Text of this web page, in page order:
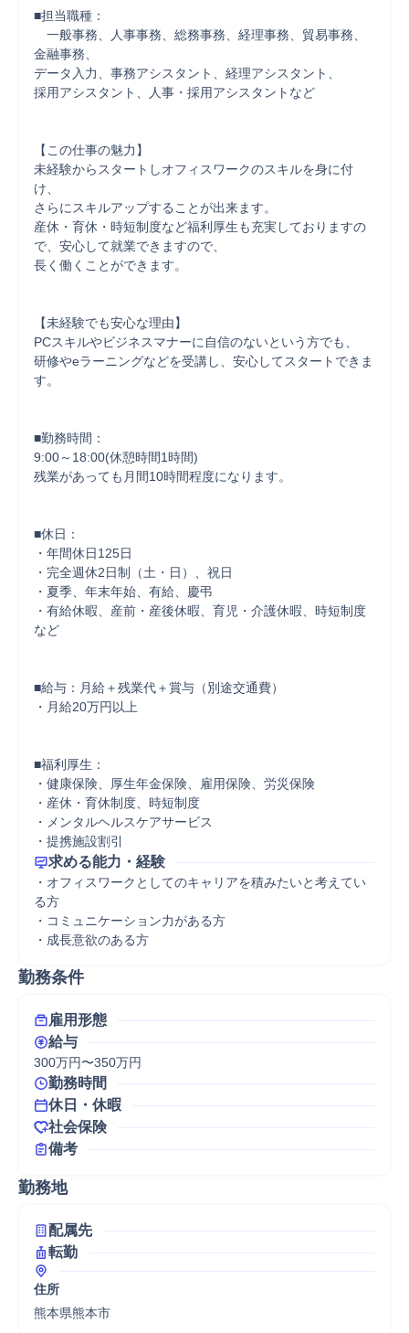
■担当職種：
一般事務、人事事務、総務事務、経理事務、貿易事務、
金融事務、
データ入力、事務アシスタント、経理アシスタント、
採用アシスタント、人事・採用アシスタントなど
【この仕事の魅力】
未経験からスタートしオフィスワークのスキルを身に付
け、
さらにスキルアップすることが出来ます。
産休・育休・時短制度など福利厚生も充実しておりますの
で、安心して就業できますので、
長く働くことができます。
【未経験でも安心な理由】
PCスキルやビジネスマナーに自信のないという方でも、
研修やeラーニングなどを受講し、安心してスタートできま
す。
■勤務時間：
9:00～18:00(休憩時間1時間)
残業があっても月間10時間程度になります。
■休日：
・年間休日125日
・完全週休2日制（土・日）、祝日
・夏季、年末年始、有給、慶弔
・有給休暇、産前・産後休暇、育児・介護休暇、時短制度
など
■給与：月給＋残業代＋賞与（別途交通費）
・月給20万円以上
■福利厚生：
・健康保険、厚生年金保険、雇用保険、労災保険
・産休・育休制度、時短制度
・メンタルヘルスケアサービス
・提携施設割引
求める能力・経験
・オフィスワークとしてのキャリアを積みたいと考えてい
る方
・コミュニケーション力がある方
・成長意欲のある方
勤務条件
雇用形態
給与
300万円〜350万円
勤務時間
休日・休暇
社会保険
備考
勤務地
配属先
転勤
住所
熊本県熊本市